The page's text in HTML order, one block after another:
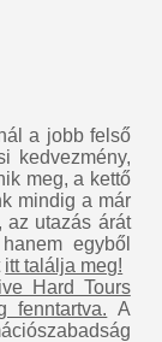
a jobb felső
kedvezmény,
meg, a kettő
mindig a már
az utazás árát
egyből
itt találja meg!
Hard Tours
fenntartva. A